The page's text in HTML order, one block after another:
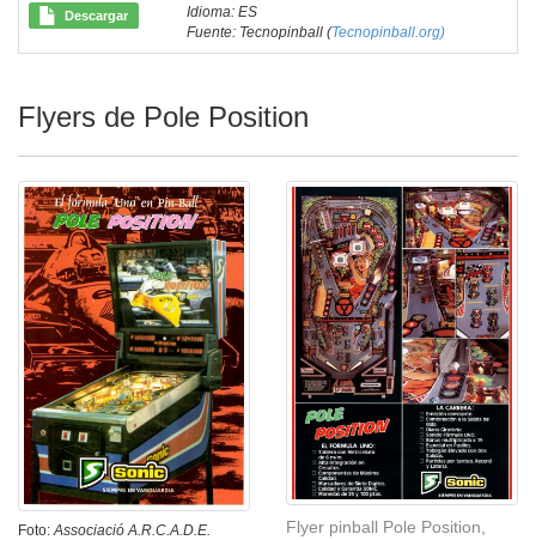
Descargar
Idioma: ES
Fuente: Tecnopinball (Tecnopinball.org)
Flyers de Pole Position
Foto:Associació A.R.C.A.D.E.
Flyer pinball Pole Position,